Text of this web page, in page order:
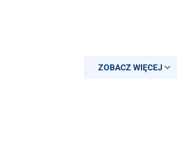
ZOBACZ WIĘCEJ